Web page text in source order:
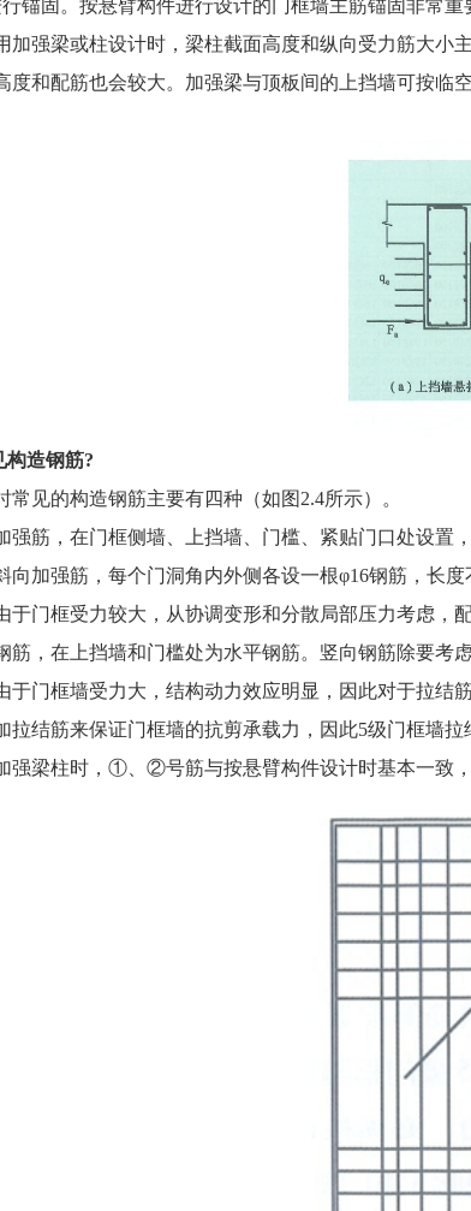
锚固。按悬臂构件进行设计的门框墙主筋锚固非常重
加强梁或柱设计时，梁柱截面高度和纵向受力筋大
度和配筋也会较大。加强梁与顶板间的上挡墙可按
构造钢筋?
常见的构造钢筋主要有四种（如图2.4所示）。
筋，在门框侧墙、上挡墙、门槛、紧贴门口处设置
加强筋，每个门洞角内外侧各设一根φ16钢筋，长度
门框受力较大，从协调变形和分散局部压力考虑，
筋，在上挡墙和门槛处为水平钢筋。竖向钢筋除要考
门框墙受力大，结构动力效应明显，因此对于拉结
拉结筋来保证门框墙的抗剪承载力，因此5级门框墙拉
强梁柱时，①、②号筋与按悬臂构件设计时基本一致